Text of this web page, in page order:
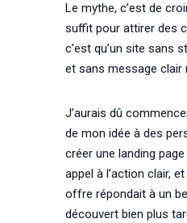
Le mythe, c’est de
suffit pour attirer des
c’est qu’un site sans
et sans message clair
J’aurais dû
de mon idée à des
créer une landing
appel à l’action clair,
offre répondait à un
découvert bien plus